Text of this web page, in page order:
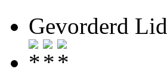
Gevorderd Lid